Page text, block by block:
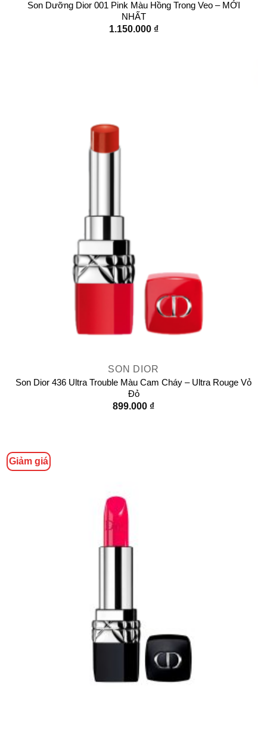
Son Dưỡng Dior 001 Pink Màu Hồng Trong Veo – MỚI
NHẤT
1.150.000 ₫
SON DIOR
Son Dior 436 Ultra Trouble Màu Cam Cháy – Ultra Rouge Vỏ
Đỏ
899.000 ₫
Giảm giá